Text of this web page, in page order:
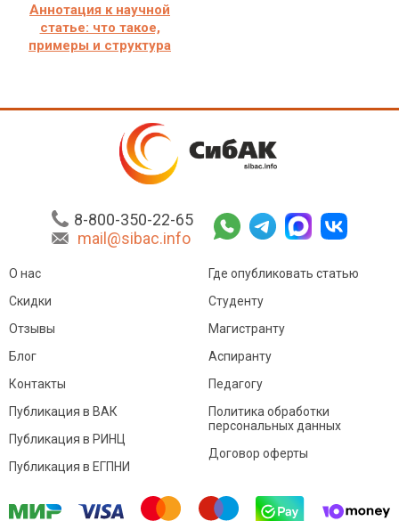
Аннотация к научной
статье: что такое,
примеры и структура
8-800-350-22-65
mail@sibac.info
О нас
Скидки
Отзывы
Блог
Контакты
Где опубликовать статью
Студенту
Магистранту
Аспиранту
Педагогу
Публикация в ВАК
Публикация в РИНЦ
Публикация в ЕГПНИ
Политика обработки
персональных данных
Договор оферты